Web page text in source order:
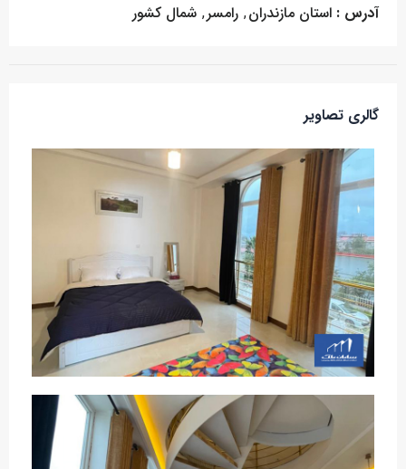
آدرس : استان مازندران, رامسر, شمال کشور
گالری تصاویر